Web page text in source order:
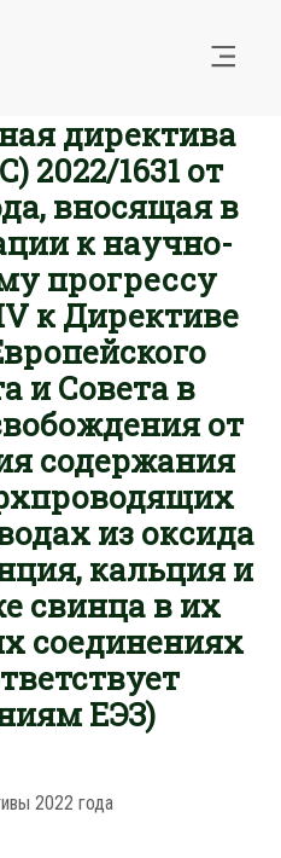
директива
2022/1631 от
вносящая в
к научно-
прогрессу
к Директиве
и Совета в
от
содержания
из оксида
кальция и
свинца в их
соединениях
ЕЭЗ)
2022 года